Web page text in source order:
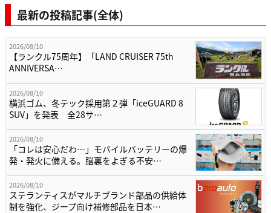
最新の投稿記事(全体)
2026/08/10
【ランクル75周年】「LAND CRUISER 75th
ANNIVERSA…
2026/08/10
横浜ゴム、冬テック採用第２弾「iceGUARD 8
SUV」を発表 全28サ…
2026/08/10
「コレは安心だわ…」モバイルバッテリーの爆
発・発火に備える。脳裏をよぎる不安…
2026/08/10
ステランティスがマルチブランド部品の供給体
制を強化、ジープ向け補修部品を日本…